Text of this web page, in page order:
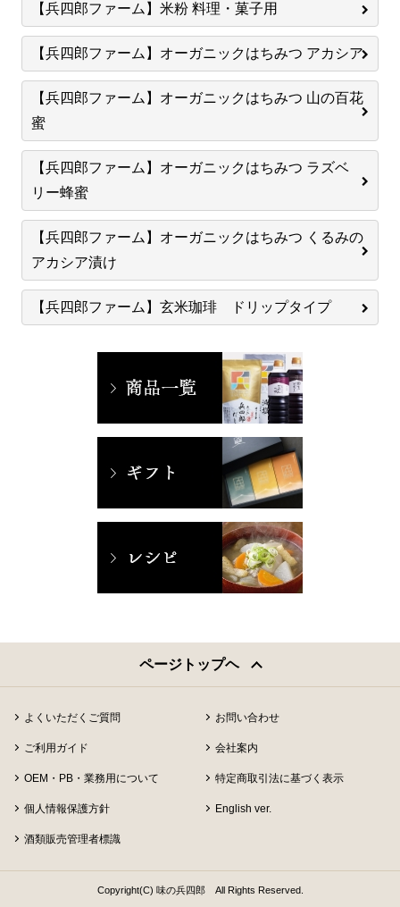
【兵四郎ファーム】米粉 料理・菓子用
【兵四郎ファーム】オーガニックはちみつ アカシア
【兵四郎ファーム】オーガニックはちみつ 山の百花
蜜
【兵四郎ファーム】オーガニックはちみつ ラズベ
リー蜂蜜
【兵四郎ファーム】オーガニックはちみつ くるみの
アカシア漬け
【兵四郎ファーム】玄米珈琲 ドリップタイプ
ページトップヘ
よくいただくご質問 お問い合わせ
ご利用ガイド 会社案内
OEM・PB・業務用について 特定商取引法に基づく表示
個人情報保護方針 English ver.
酒類販売管理者標識
Copyright(C) 味の兵四郎 All Rights Reserved.